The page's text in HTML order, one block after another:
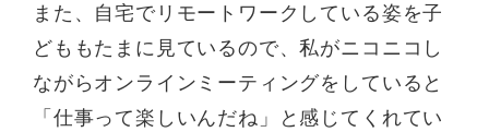
また、自宅でリモートワークしている姿を子
どももたまに見ているので、私がニコニコし
ながらオンラインミーティングをしていると
「仕事って楽しいんだね」と感じてくれてい